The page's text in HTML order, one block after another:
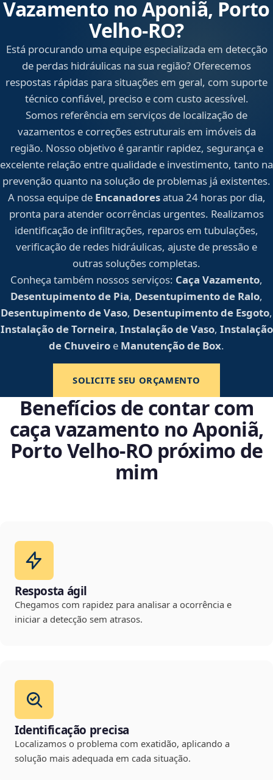
Vazamento no Aponiã, Porto
Velho‑RO?
Está procurando uma equipe especializada em detecção
de perdas hidráulicas na sua região? Oferecemos
respostas rápidas para situações em geral, com suporte
técnico confiável, preciso e com custo acessível.
Somos referência em serviços de localização de
vazamentos e correções estruturais em imóveis da
região. Nosso objetivo é garantir rapidez, segurança e
excelente relação entre qualidade e investimento, tanto na
prevenção quanto na solução de problemas já existentes.
A nossa equipe de Encanadoresatua 24 horas por dia,
pronta para atender ocorrências urgentes. Realizamos
identificação de infiltrações, reparos em tubulações,
verificação de redes hidráulicas, ajuste de pressão e
outras soluções completas.
Conheça também nossos serviços: Caça Vazamento,
Desentupimento de Pia, Desentupimento de Ralo,
Desentupimento de Vaso, Desentupimento de Esgoto,
Instalação de Torneira, Instalação de Vaso, Instalação
de Chuveiro e Manutenção de Box.
SOLICITE SEU ORÇAMENTO
Benefícios de contar com
caça vazamento no Aponiã,
Porto Velho‑RO próximo de
mim
Resposta ágil
Chegamos com rapidez para analisar a ocorrência e
iniciar a detecção sem atrasos.
Identificação precisa
Localizamos o problema com exatidão, aplicando a
solução mais adequada em cada situação.